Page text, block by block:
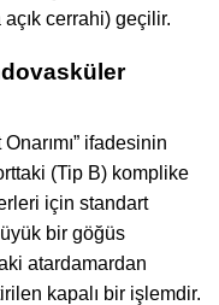
cerrahi) geçilir.
ifadesinin
(Tip B) komplike
için standart
bir göğüs
atardamardan
kapalı bir işlemdir.